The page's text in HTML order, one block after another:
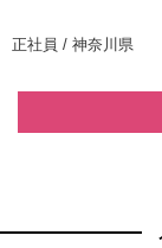
正社員 / 神奈川県